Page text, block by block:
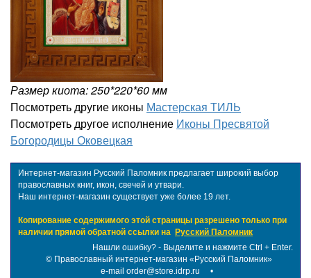
Размер киота: 250*220*60 мм
Посмотреть другие иконы Мастерская ТИЛЬ
Посмотреть другое исполнение Иконы Пресвятой
Богородицы Оковецкая
Интернет-магазин Русский Паломник предлагает широкий выбор
православных книг, икон, свечей и утвари.
Наш интернет-магазин существует уже более 19 лет.
Копирование содержимого этой страницы разрешено только при
наличии прямой обратной ссылки на Русский Паломник
Нашли ошибку? - Выделите и нажмите Ctrl + Enter.
© Православный интернет-магазин «Русский Паломник»
e-mail order@store.idrp.ru •